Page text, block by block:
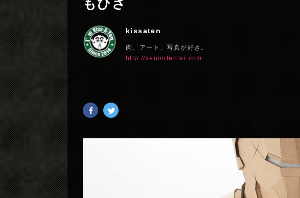
もひさ
kissaten
肉、アート、写真が好き。
http://xenontenter.com